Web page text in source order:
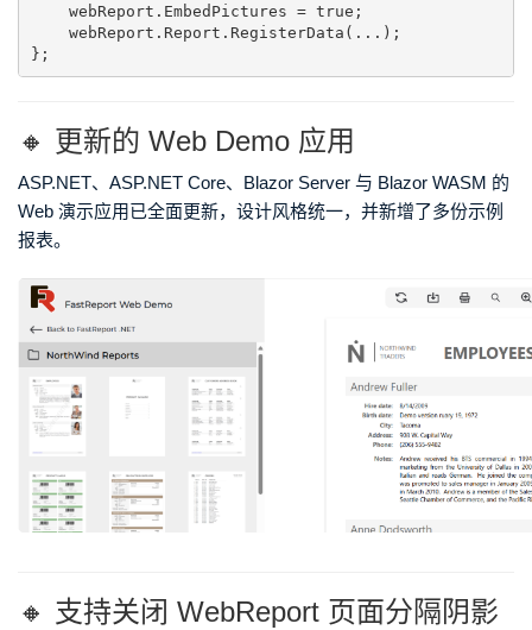
};
🔸 更新的 Web Demo 应用
ASP.NET、ASP.NET Core、Blazor Server 与 Blazor WASM 的
Web 演示应用已全面更新，设计风格统一，并新增了多份示例
报表。
🔸 支持关闭 WebReport 页面分隔阴影